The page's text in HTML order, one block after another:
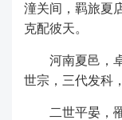
潼关间，羁旅夏
克配彼天。
河南夏邑，
世宗，三代发科
二世平晏，